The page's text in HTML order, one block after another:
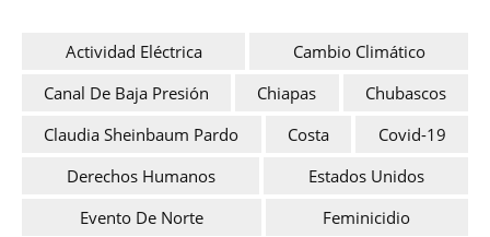
Actividad Eléctrica
Cambio Climático
Canal De Baja Presión
Chiapas
Chubascos
Claudia Sheinbaum Pardo
Costa
Covid-19
Derechos Humanos
Estados Unidos
Evento De Norte
Feminicidio